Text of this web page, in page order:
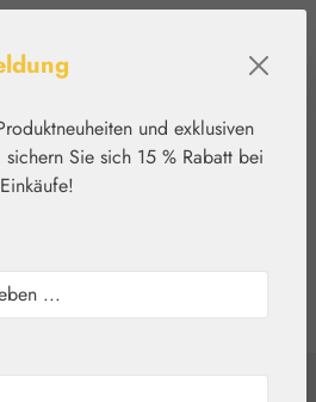
Werkzeugleiste anzeigen
und exklusiven
Sie sich 15 % Rabatt bei